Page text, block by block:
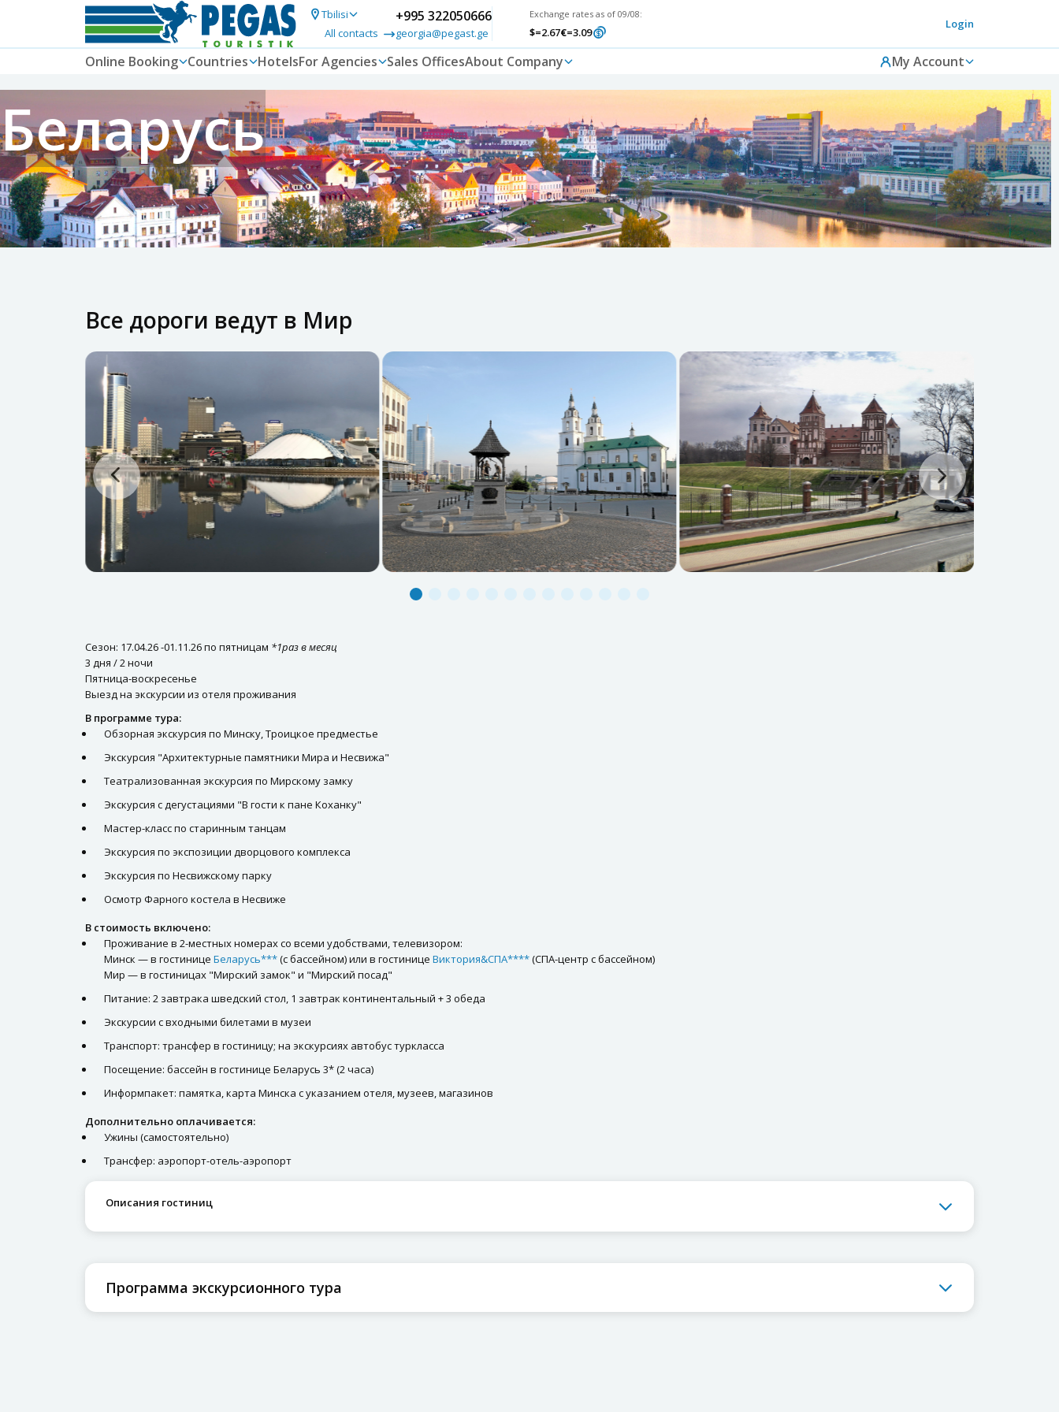
Tbilisi
All contacts
+995 322050666
georgia@pegast.ge
Exchange rates as of 09/08:
$=2.67€=3.09
Login
Online Booking Countries HotelsFor Agencies Sales OfficesAbout Company My Account
Беларусь
Все дороги ведут в Мир
Сезон: 17.04.26 -01.11.26 по пятницам *1раз в месяц
3 дня / 2 ночи
Пятница-воскресенье
Выезд на экскурсии из отеля проживания
В программе тура:
Обзорная экскурсия по Минску, Троицкое предместье
Экскурсия "Архитектурные памятники Мира и Несвижа"
Театрализованная экскурсия по Мирскому замку
Экскурсия с дегустациями "В гости к пане Коханку"
Мастер-класс по старинным танцам
Экскурсия по экспозиции дворцового комплекса
Экскурсия по Несвижскому парку
Осмотр Фарного костела в Несвиже
В стоимость включено:
Проживание в 2-местных номерах со всеми удобствами, телевизором:
Минск — в гостинице Беларусь***(с бассейном) или в гостинице Виктория&СПА****(СПА-центр с бассейном)
Мир — в гостиницах "Мирский замок" и "Мирский посад"
Питание: 2 завтрака шведский стол, 1 завтрак континентальный + 3 обеда
Экскурсии с входными билетами в музеи
Транспорт: трансфер в гостиницу; на экскурсиях автобус туркласса
Посещение: бассейн в гостинице Беларусь 3* (2 часа)
Информпакет: памятка, карта Минска с указанием отеля, музеев, магазинов
Дополнительно оплачивается:
Ужины (самостоятельно)
Трансфер: аэропорт-отель-аэропорт
Описания гостиниц
Программа экскурсионного тура